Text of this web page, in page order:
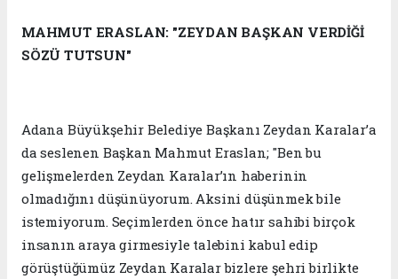
MAHMUT ERASLAN: "ZEYDAN BAŞKAN VERDİĞİ
SÖZÜ TUTSUN"
Adana Büyükşehir Belediye Başkanı Zeydan Karalar’a
da seslenen Başkan Mahmut Eraslan; "Ben bu
gelişmelerden Zeydan Karalar’ın haberinin
olmadığını düşünüyorum. Aksini düşünmek bile
istemiyorum. Seçimlerden önce hatır sahibi birçok
insanın araya girmesiyle talebini kabul edip
görüştüğümüz Zeydan Karalar bizlere şehri birlikte